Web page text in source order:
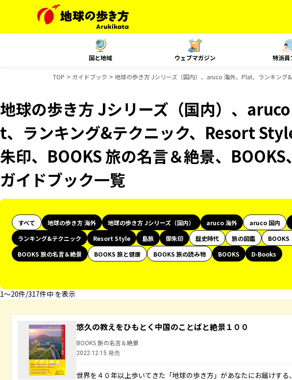
国と地域 ウェブマガジン 特派員
TOP ガイドブック 地球の歩き方 Jシリーズ（国内）、aruco 海外、Plat、ランキング
地球の歩き方 Jシリーズ（国内）、
t、ランキング&テクニック、Resort
朱印、BOOKS 旅の名言＆絶景、
ガイドブック一覧
すべて 地球の歩き方 海外 地球の歩き方 Jシリーズ（国内） aruco 海外 aruco 国内
ランキング&テクニック
Resort Style 島旅 御朱印 歴史時代 旅の図鑑
BOOKS
BOOKS 旅の名言＆絶景
BOOKS 旅と健康 BOOKS 旅の読み物 BOOKS
D-Books
1〜20件/317件中 を表示
悠久の教えをひもとく中国のことばと絶景１００
BOOKS 旅の名言＆絶景
2022.12.15 発売
世界を４０年以上歩いてきた「地球の歩き方」があなたにお届けす